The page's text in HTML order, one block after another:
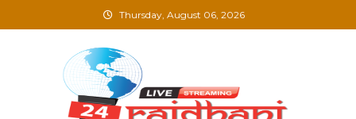
to
Thursday, August 06, 2026